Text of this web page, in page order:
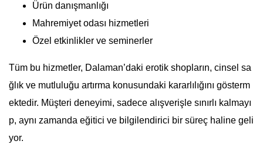
Ürün danışmanlığı
Mahremiyet odası hizmetleri
Özel etkinlikler ve seminerler
Tüm bu hizmetler, Dalaman’daki erotik shopların, cinsel sa
ğlık ve mutluluğu artırma konusundaki kararlılığını gösterm
ektedir. Müşteri deneyimi, sadece alışverişle sınırlı kalmayı
p, aynı zamanda eğitici ve bilgilendirici bir süreç haline geli
yor.